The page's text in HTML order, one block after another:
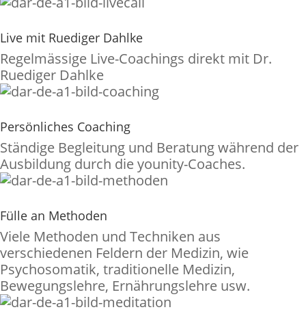
Live mit Ruediger Dahlke
Regelmässige Live-Coachings direkt mit Dr.
Ruediger Dahlke
Persönliches Coaching
Ständige Begleitung und Beratung während der
Ausbildung durch die younity-Coaches.
Fülle an Methoden
Viele Methoden und Techniken aus
verschiedenen Feldern der Medizin, wie
Psychosomatik, traditionelle Medizin,
Bewegungslehre, Ernährungslehre usw.